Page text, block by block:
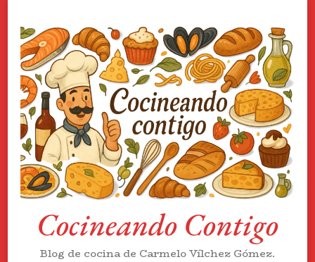
Cocineando Contigo
Blog de cocina de Carmelo Vílchez Gómez.